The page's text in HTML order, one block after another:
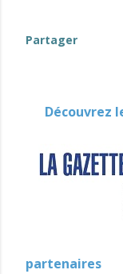
Partager
Découvrez
partenaires